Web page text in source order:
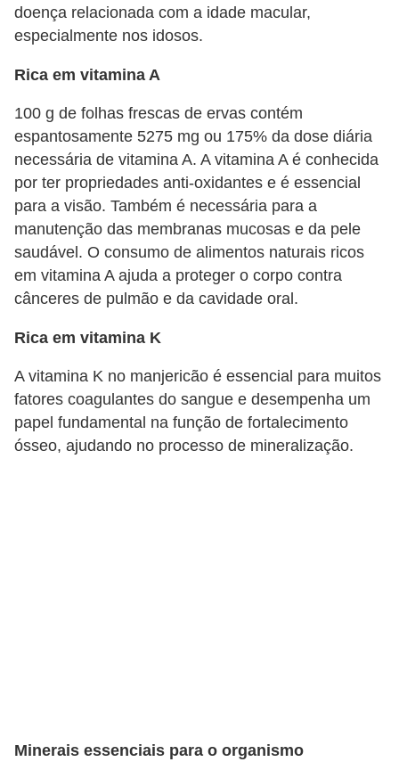
doença relacionada com a idade macular,
especialmente nos idosos.
Rica em vitamina A
100 g de folhas frescas de ervas contém
espantosamente 5275 mg ou 175% da dose diária
necessária de vitamina A. A vitamina A é conhecida
por ter propriedades anti-oxidantes e é essencial
para a visão. Também é necessária para a
manutenção das membranas mucosas e da pele
saudável. O consumo de alimentos naturais ricos
em vitamina A ajuda a proteger o corpo contra
cânceres de pulmão e da cavidade oral.
Rica em vitamina K
A vitamina K no manjericão é essencial para muitos
fatores coagulantes do sangue e desempenha um
papel fundamental na função de fortalecimento
ósseo, ajudando no processo de mineralização.
Minerais essenciais para o organismo